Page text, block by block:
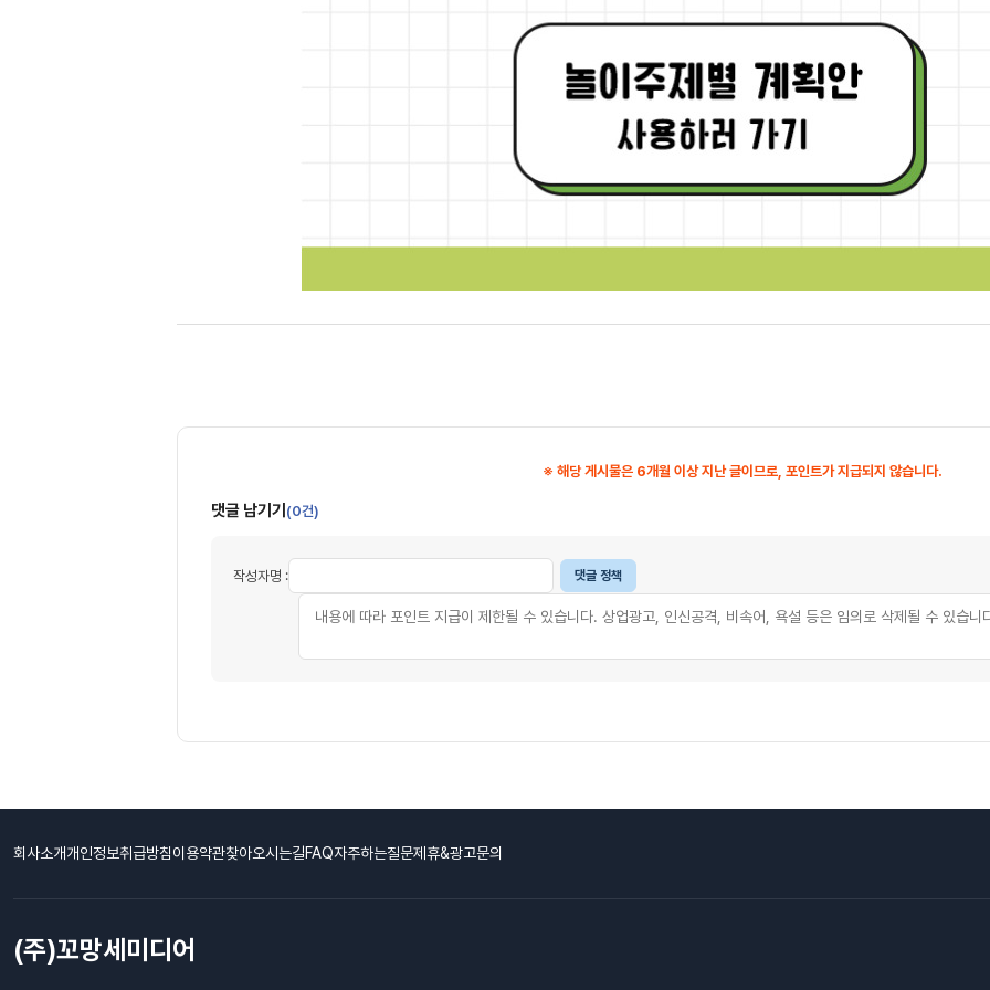
※ 해당 게시물은 6개월 이상 지난 글이므로, 포인트가 지급되지 않습니다.
댓글 남기기 (0건)
작성자명 : 댓글 정책
회사소개개인정보취급방침이용약관찾아오시는길FAQ자주하는질문제휴&광고문의
(주)꼬망세미디어